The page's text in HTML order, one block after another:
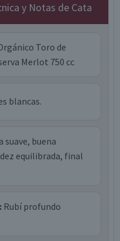
y Notas de Cata
Toro de
Merlot 750 cc
blancas.
suave, buena
equilibrada, final
Rubí profundo